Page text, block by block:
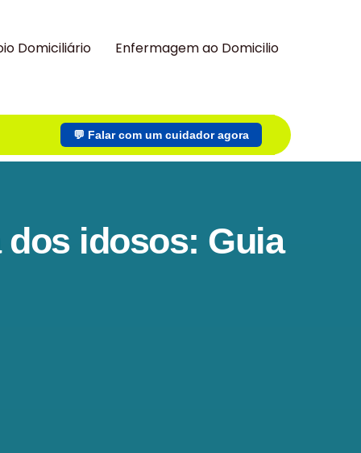
Domiciliário Enfermagem ao Domicilio
💬 Falar com um cuidador agora
dos idosos: Guia